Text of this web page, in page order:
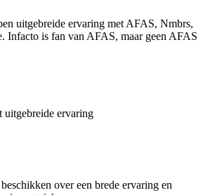
uitgebreide ervaring met AFAS, Nmbrs,
Infacto is fan van AFAS, maar geen AFAS
over een brede ervaring en